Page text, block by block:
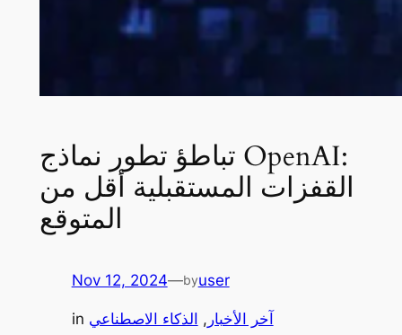
تباطؤ تطور نماذج OpenAI:
القفزات المستقبلية أقل من
المتوقع
Nov 12, 2024—byuser
in آخر الأخبار , الذكاء الاصطناعي